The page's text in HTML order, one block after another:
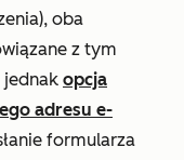
oba
z tym
jednak opcja
adresu e-
formularza